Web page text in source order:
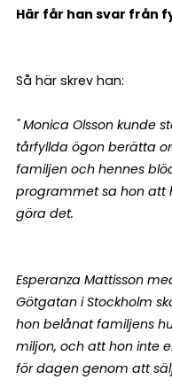
Här får han svar från
Så här skrev han:
" Monica Olsson kunde
tårfyllda ögon berätta
familjen och hennes
programmet sa hon att
göra det.
Esperanza Mattisson
Götgatan i Stockholm
hon belånat familjens
miljon, och att hon inte
för dagen genom att